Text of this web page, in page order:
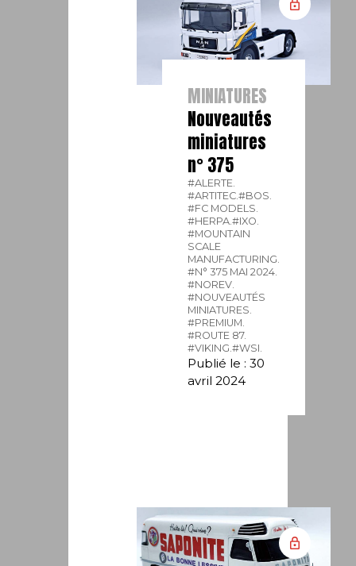
MINIATURES
Nouveautés
miniatures
n° 375
#ALERTE.
#ARTITEC. #BOS.
#FC MODELS.
#HERPA. #IXO.
#MOUNTAIN
SCALE
MANUFACTURING.
#N° 375 MAI 2024.
#NOREV.
#NOUVEAUTÉS
MINIATURES.
#PREMIUM.
#ROUTE 87.
#VIKING. #WSI.
Publié le : 30
avril 2024